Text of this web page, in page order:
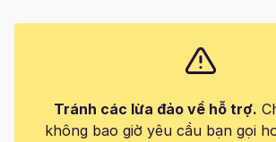
Tránh các lừa đảo về hỗ trợ.
không bao giờ yêu cầu bạn gọi